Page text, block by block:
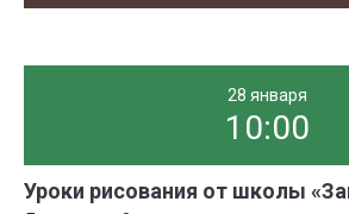
28 января
10:00
Уроки рисования от школы